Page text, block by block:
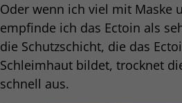
Oder wenn ich viel mit Maske
empfinde ich das Ectoin als
die Schutzschicht, die das
Schleimhaut bildet, trocknet
schnell aus.